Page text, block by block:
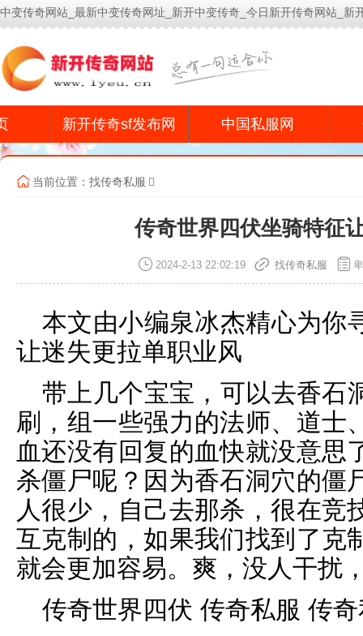
中变传奇网站_最新中变传奇网址_新开中变传奇_今日新开传奇网站_新
新开传奇sf发布网 中国私服网
当前位置： 找传奇私服
传奇世界四伏坐骑特征
2024-2-13 22:02:19 找传奇私服
本文由小编泉冰杰精心为你
让迷失更拉单职业风
带上几个宝宝，可以去香石
刷，组一些强力的法师、道士
血还没有回复的血快就没意思
杀僵尸呢？因为香石洞穴的僵
人很少，自己去那杀，很在竞
互克制的，如果我们找到了克
就会更加容易。爽，没人干扰
传奇世界四伏 传奇私服 传